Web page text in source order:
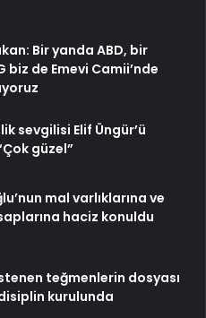
Bir yanda ABD, bir
biz de Emevi Camii’nde
sevgilisi Elif Üngür’ü
güzel”
mal varlıklarına ve
haciz konuldu
teğmenlerin dosyası
kurulunda